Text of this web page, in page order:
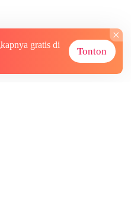
gratis di
Tonton